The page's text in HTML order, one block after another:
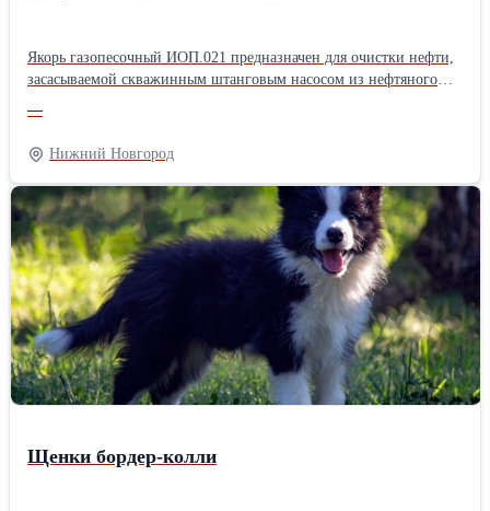
Якорь газопесочный ИОП.021 предназначен для очистки нефти,
засасываемой скважинным штанговым насосом из нефтяного
корпуса, нижнего корпуса, патрубка, соединительных муфт,
внутренней трубы и пробки. Все детали якоря за исключением
внутренней трубы имеют резьбы НКТ73 ГОСТ 633-80 с шагом
2,54 мм. Для забора рабочей среды из затрубного пространства
верхний корпус имеет 88 отверстий Ø10мм. Характеристики: -
диаметр эксплуатационной колонны…114, 146, 168; -
габаритные размеры: длина 16058 мм, диаметр Ø89 мм; - масса
22,2 кг; - рабочий диапазон пропускной способности до 200 м3/
сут.
—
Нижний Новгород
Щенки бордер-колли